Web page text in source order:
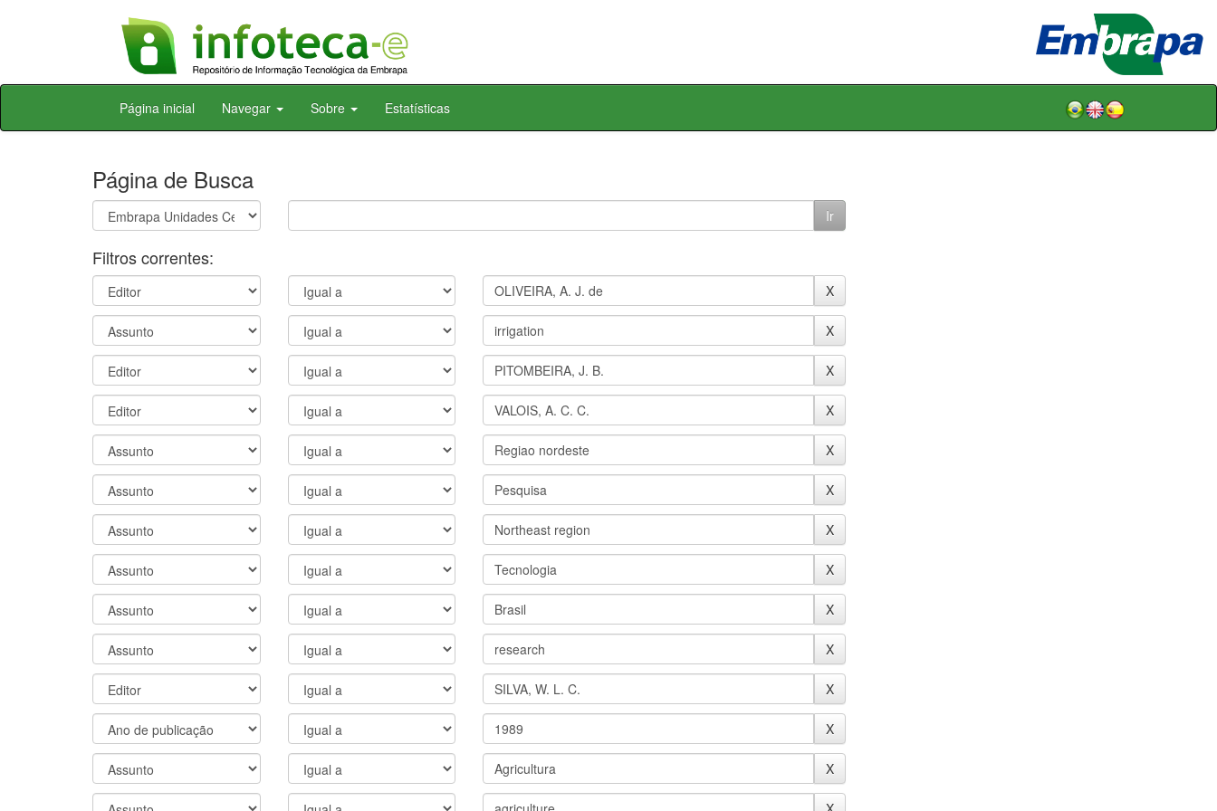
Skip
Página inicial Navegar Sobre Estatísticas
Página de Busca
Filtros correntes: